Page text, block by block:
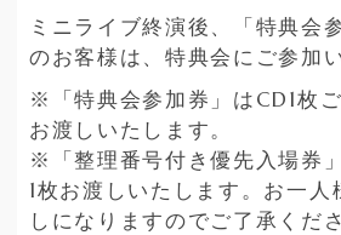
ミニライブ終演後、「特典会
のお客様は、特典会にご参加
※「特典会参加券」はCD1枚
お渡しいたします。
※「整理番号付き優先入場券」
1枚お渡しいたします。お一人
しになりますのでご了承くださ